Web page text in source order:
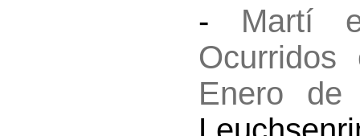
- Martí
Enero de